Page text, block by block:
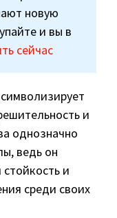
новую
и вы в
сейчас
и
однозначно
ведь он
и
среди своих